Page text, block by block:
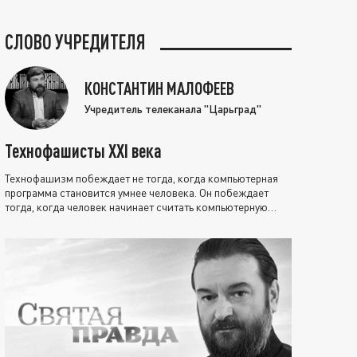
СЛОВО УЧРЕДИТЕЛЯ
КОНСТАНТИН МАЛОФЕЕВ
Учредитель телеканала "Царьград"
Технофашисты XXI века
Технофашизм побеждает не тогда, когда компьютерная
программа становится умнее человека. Он побеждает
тогда, когда человек начинает считать компьютерную